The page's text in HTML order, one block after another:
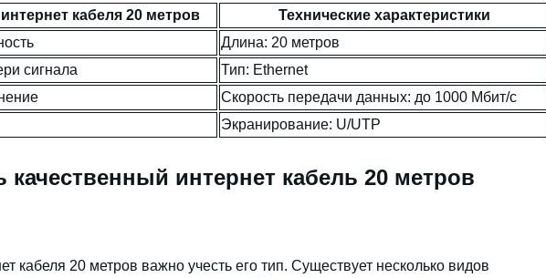
кабеля 20 метров
Технические характеристики
Длина: 20 метров
сигнала
Тип: Ethernet
Скорость передачи данных: до 1000 Мбит/c
Экранирование: U/UTP
качественный интернет кабель 20 метров
кабеля 20 метров важно учесть его тип. Существует несколько видов